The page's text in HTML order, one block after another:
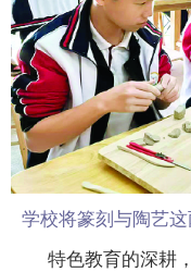
学校将篆刻与陶艺这
特色教育的深耕，